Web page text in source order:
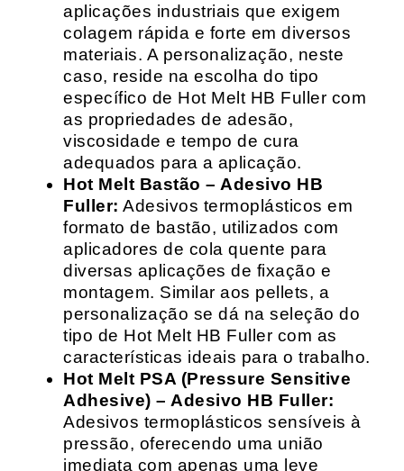
aplicações industriais que exigem
colagem rápida e forte em diversos
materiais. A personalização, neste
caso, reside na escolha do tipo
específico de Hot Melt HB Fuller com
as propriedades de adesão,
viscosidade e tempo de cura
adequados para a aplicação.
Hot Melt Bastão – Adesivo HB
Fuller: Adesivos termoplásticos em
formato de bastão, utilizados com
aplicadores de cola quente para
diversas aplicações de fixação e
montagem. Similar aos pellets, a
personalização se dá na seleção do
tipo de Hot Melt HB Fuller com as
características ideais para o trabalho.
Hot Melt PSA (Pressure Sensitive
Adhesive) – Adesivo HB Fuller:
Adesivos termoplásticos sensíveis à
pressão, oferecendo uma união
imediata com apenas uma leve